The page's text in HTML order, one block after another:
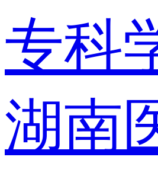
专科
湖南